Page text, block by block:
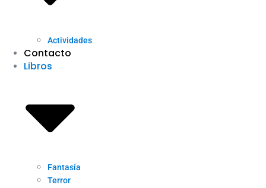
Actividades
Contacto
Libros
Fantasía
Terror